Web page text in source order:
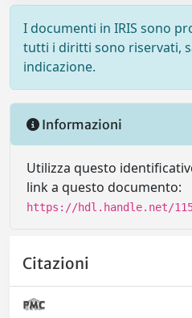
I documenti in IRIS sono
tutti i diritti sono riservati,
indicazione.
Informazioni
Utilizza questo
link a questo documento:
https://hdl.handle.net/
Citazioni